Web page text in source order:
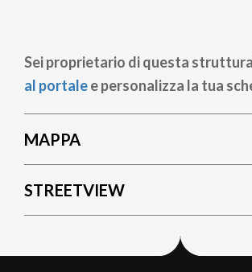
Sei proprietario di questa
al portalee personalizza la tua
MAPPA
STREETVIEW